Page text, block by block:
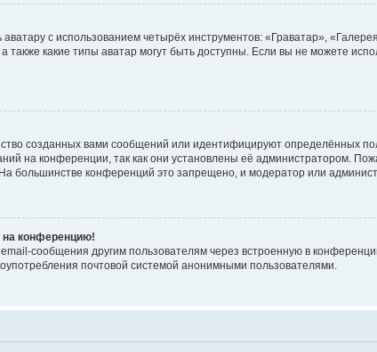
с использованием четырёх инструментов: «Граватар»,
также какие типы аватар могут быть доступны. Если вы не можете
созданных вами сообщений или идентифицируют определённых
на конференции, так как они установлены её администратором.
большинстве конференций это запрещено, и модератор или
на конференцию!
сообщения другим пользователям через встроенную в
почтовой системой анонимными пользователями.